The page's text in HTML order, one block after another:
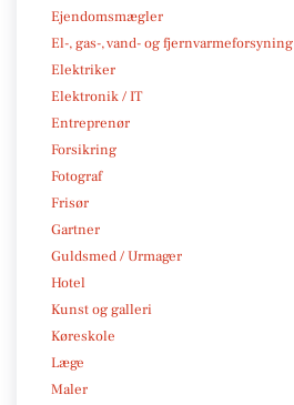
Ejendomsmægler
El-, gas-, vand- og fjernvarmeforsyning
Elektriker
Elektronik / IT
Entreprenør
Forsikring
Fotograf
Frisør
Gartner
Guldsmed / Urmager
Hotel
Kunst og galleri
Køreskole
Læge
Maler